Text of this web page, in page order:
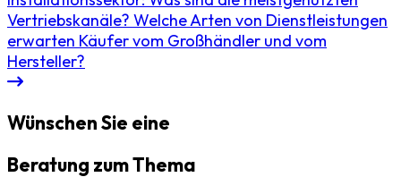
Vertriebskanäle? Welche Arten von Dienstleistungen
erwarten Käufer vom Großhändler und vom
Hersteller?
Wünschen Sie eine
Beratung zum Thema